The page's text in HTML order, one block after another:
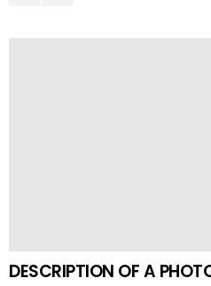
DESCRIPTION OF A